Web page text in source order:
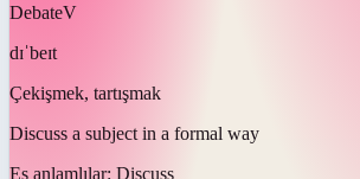
DebateV
dɪˈbeɪt
Çekişmek, tartışmak
Discuss a subject in a formal way
Eş anlamlılar: Discuss